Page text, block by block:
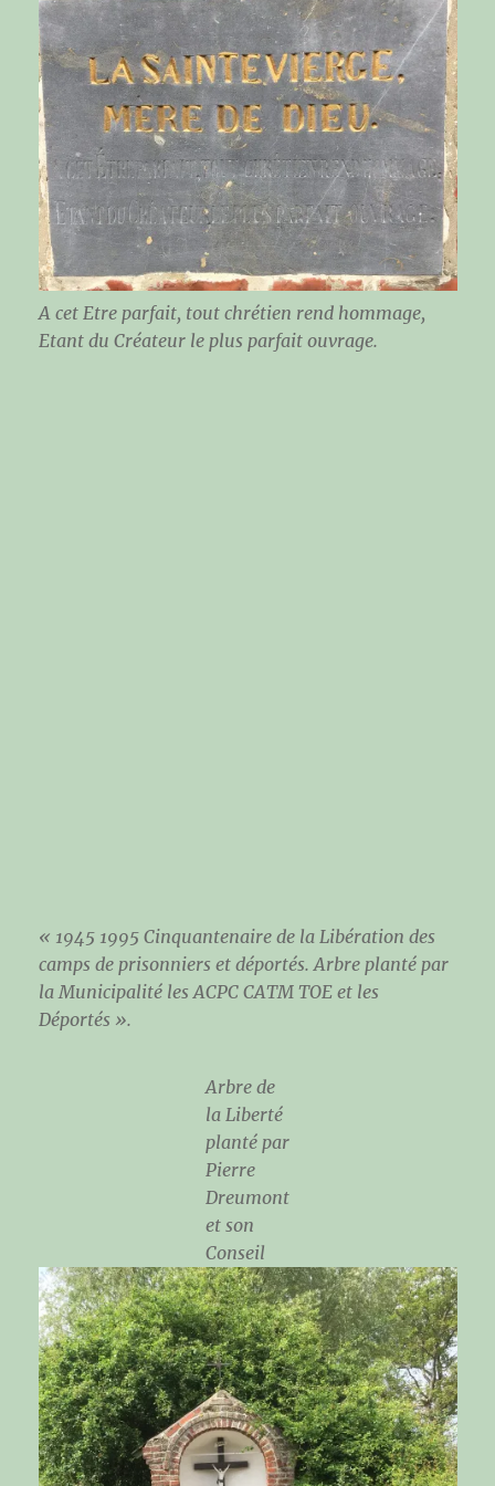
A cet Etre parfait, tout chrétien rend hommage,
Etant du Créateur le plus parfait ouvrage.
« 1945 1995 Cinquantenaire de la Libération des
camps de prisonniers et déportés. Arbre planté par
la Municipalité les ACPC CATM TOE et les
Déportés ».
Arbre de
la Liberté
planté par
Pierre
Dreumont
et son
Conseil